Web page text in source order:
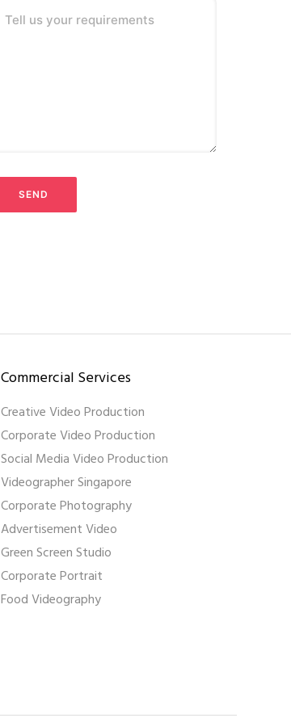
Tell us your requirements
Commercial Services
Creative Video Production
Corporate Video Production
Social Media Video Production
Videographer Singapore
Corporate Photography
Advertisement Video
Green Screen Studio
Corporate Portrait
Food Videography